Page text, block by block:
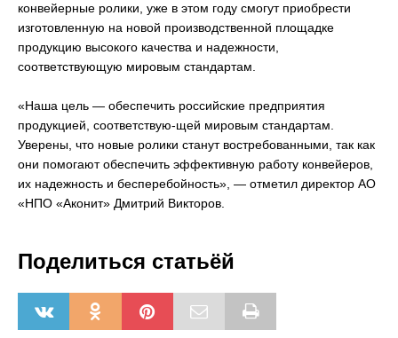
конвейерные ролики, уже в этом году смогут приобрести
изготовленную на новой производственной площадке
продукцию высокого качества и надежности,
соответствующую мировым стандартам.
«Наша цель — обеспечить российские предприятия
продукцией, соответствую-щей мировым стандартам.
Уверены, что новые ролики станут востребованными, так как
они помогают обеспечить эффективную работу конвейеров,
их надежность и бесперебойность», — отметил директор АО
«НПО «Аконит» Дмитрий Викторов.
Поделиться статьёй